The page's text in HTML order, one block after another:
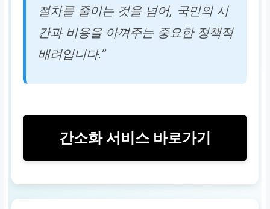
절차를 줄이는 것을 넘어, 국민의 시
간과 비용을 아껴주는 중요한 정책적
배려입니다.”
간소화 서비스 바로가기